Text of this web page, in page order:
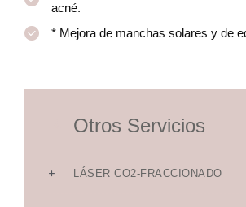
acné.
* Mejora de manchas solares y de
Otros Servicios
LÁSER CO2-FRACCIONADO